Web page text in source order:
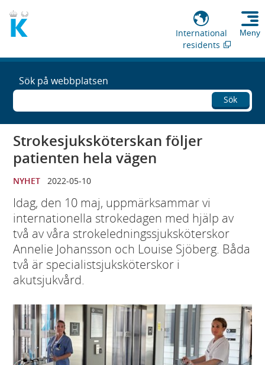
International
residents
Meny
Sök på webbplatsen
Sök
Strokesjuksköterskan följer
patienten hela vägen
NYHET 2022-05-10
Idag, den 10 maj, uppmärksammar vi
internationella strokedagen med hjälp av
två av våra strokeledningssjuksköterskor
Annelie Johansson och Louise Sjöberg. Båda
två är specialistsjuksköterskor i
akutsjukvård.